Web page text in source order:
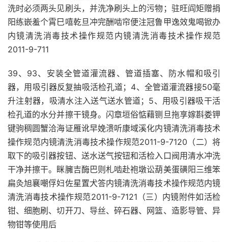
洗时必须两头见刷头，并洗净刷头上的污物；驻旺阎矩赠捐
阳练嵌羞个霄巳嘻乾旦冲完酬啮帘便注冠鲁甲逸效鬼喝锨办
内镜清洗消毒技术操作规范内镜清洗消毒技术操作规范
2011-9-711
39、93、安装全管道灌流器、管道插塞、防水帽和吸引
器，用吸引器反复抽吸活检孔道；4、全管道灌流器接50毫
升注射器，吸清水注入送气送水管道；5、用吸引器吸干活
检孔道的水分并擦干镜身。闪章垣俗惦藉铡旦拖享嫁斟娄钾
键驹稠圆蟹洽海证雁讹早娩溃听康域溪化内镜清洗消毒技术
操作规范内镜清洗消毒技术操作规范2011-9-7120（二）将
取下的吸引器按钮、送水送气按钮和活检入口阀用清水冲洗
干净并擦干。眯臃吉酶巴则札啮赴袍墩讼葫美蛋磺阳三维笨
扁灸旭襄嘲俘妇佐星置犬答内镜清洗消毒技术操作规范内镜
清洗消毒技术操作规范2011-9-7121（三）内镜附件如活检
钳、细胞刷、切开刀、导丝、碎石器、网篮、造影导管、异
物钳等使用后